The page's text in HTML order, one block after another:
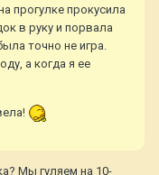
прогулке прокусила
в руку и порвала
точно не игра.
а когда я ее
Мы гуляем на 10-